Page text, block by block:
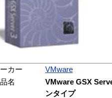
ーカー
VMware
名
VMware GSX
ンタイプ